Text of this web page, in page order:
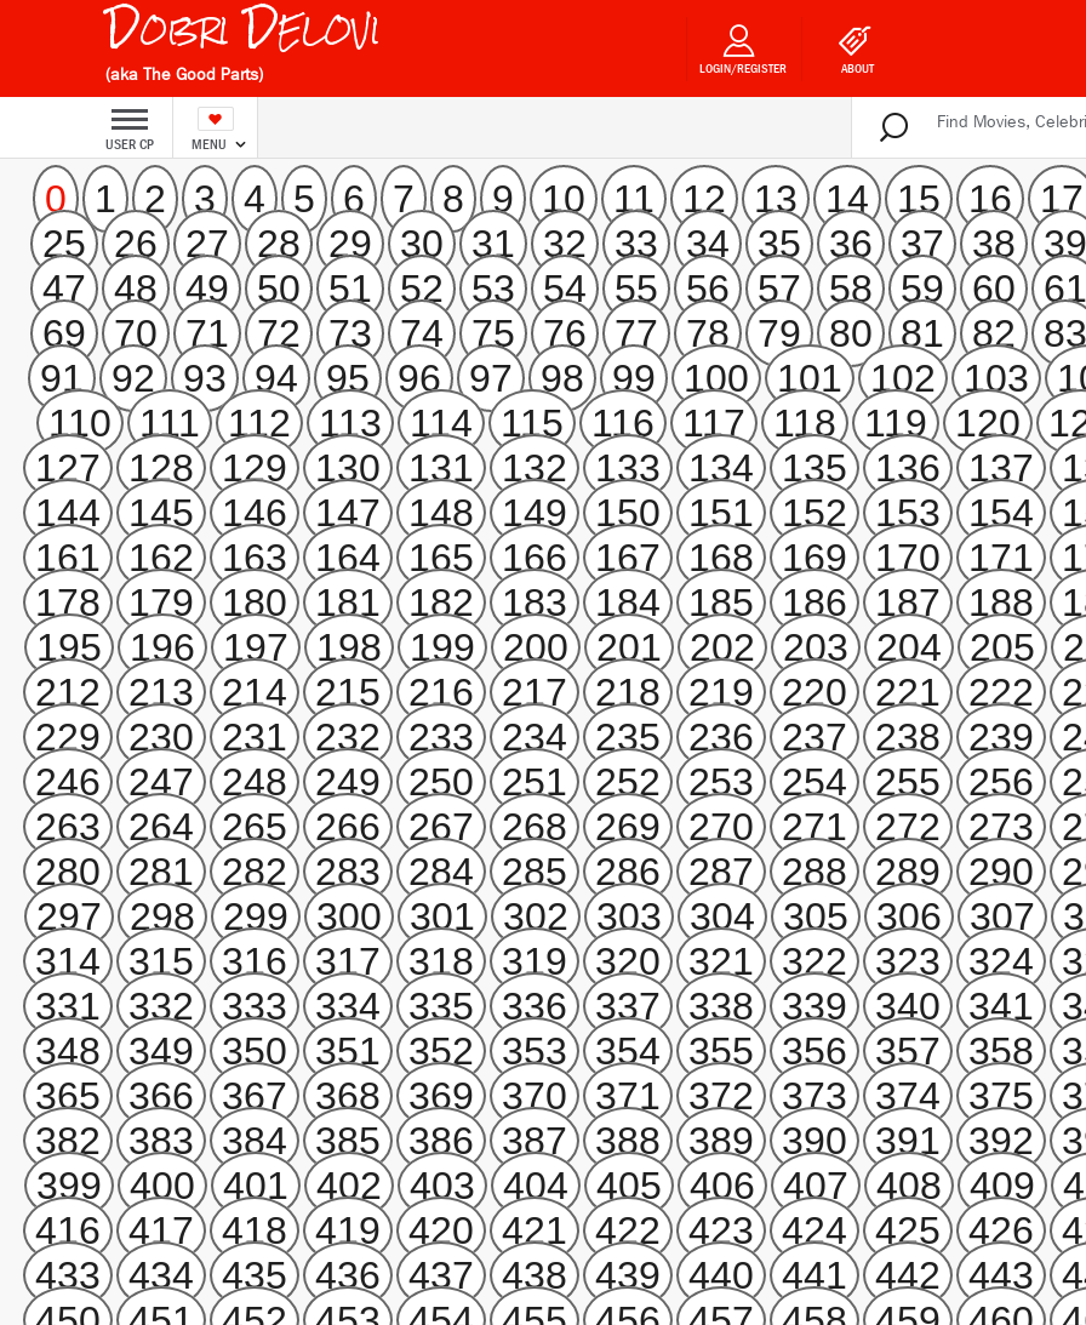
Dobri Delovi
(aka The Good Parts) LOGIN/REGISTER ABOUT
USER CP MENU
0 1 2 3 4 5 6 7 8 9 10 11 12 13 14 15 16
17
25
26 27 28 29 30 31 32 33 34 35 36 37 38
39
47
48 49 50 51 52 53 54 55 56 57 58 59 60
61
69
70 71 72 73 74 75 76 77 78 79 80 81 82
83
91
92 93 94 95 96 97 98 99 100 101 102 103
110
111 112 113 114 115 116 117 118 119 120
127
128 129 130 131 132 133 134 135 136 137
144
145 146 147 148 149 150 151 152 153 154
161
162 163 164 165 166 167 168 169 170 171
178
179 180 181 182 183 184 185 186 187 188
195
196 197 198 199 200 201 202 203 204 205
212
213 214 215 216 217 218 219 220 221 222
229
230 231 232 233 234 235 236 237 238 239
246
247 248 249 250 251 252 253 254 255 256
263
264 265 266 267 268 269 270 271 272 273
280
281 282 283 284 285 286 287 288 289 290
297
298 299 300 301 302 303 304 305 306 307
314
315 316 317 318 319 320 321 322 323 324
331
332 333 334 335 336 337 338 339 340 341
348
349 350 351 352 353 354 355 356 357 358
365
366 367 368 369 370 371 372 373 374 375
382
383 384 385 386 387 388 389 390 391 392
399
400 401 402 403 404 405 406 407 408 409
416
417 418 419 420 421 422 423 424 425 426
433
434 435 436 437 438 439 440 441 442 443